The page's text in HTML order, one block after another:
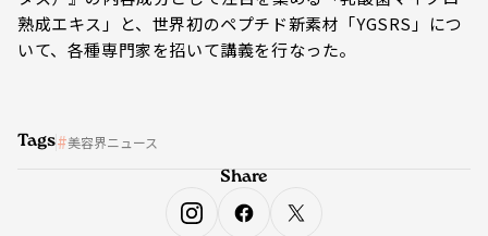
熟成エキス」と、世界初のペプチド新素材「YGSRS」につ
いて、各種専門家を招いて講義を行なった。
Tags 美容界ニュース
Share